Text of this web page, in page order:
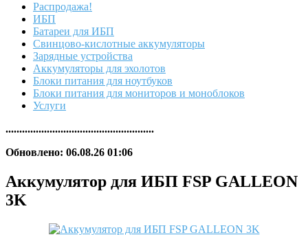
Распродажа!
ИБП
Батареи для ИБП
Свинцово-кислотные аккумуляторы
Зарядные устройства
Аккумуляторы для эхолотов
Блоки питания для ноутбуков
Блоки питания для мониторов и моноблоков
Услуги
......................................................
Обновлено: 06.08.26 01:06
Аккумулятор для ИБП FSP GALLEON
3K